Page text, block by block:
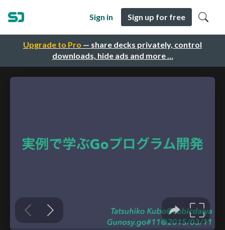
Upgrade to Pro — share decks privately, control
downloads, hide ads and more …
Sign in Sign up for free